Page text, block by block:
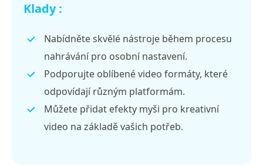
Klady :
Nabídněte skvělé nástroje během procesu
nahrávání pro osobní nastavení.
Podporujte oblíbené video formáty, které
odpovídají různým platformám.
Můžete přidat efekty myši pro kreativní
video na základě vašich potřeb.